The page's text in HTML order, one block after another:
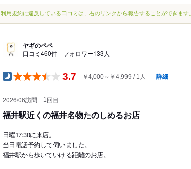
利用規約に違反している口コミは、右のリンクから報告することができます。
ヤギのペペ
口コミ460件 フォロワー133人
3.7 ￥4,000～￥4,999 1人 詳細
2026/06訪問 1 回目
福井駅近くの福井名物たのしめるお店
日曜17:30に来店。
当日電話予約して伺いました。
福井駅から歩いていける距離のお店。